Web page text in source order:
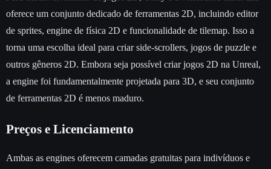
oferece um conjunto dedicado de ferramentas 2D, incluindo editor
de sprites, engine de física 2D e funcionalidade de tilemap. Isso a
torna uma escolha ideal para criar side-scrollers, jogos de puzzle e
outros gêneros 2D. Embora seja possível criar jogos 2D na Unreal,
a engine foi fundamentalmente projetada para 3D, e seu conjunto
de ferramentas 2D é menos maduro.
Preços e Licenciamento
Ambas as engines oferecem camadas gratuitas para indivíduos e